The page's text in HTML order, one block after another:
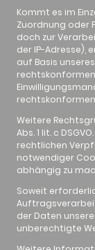
Kommt es im
Zuordnung oder
doch zur
der IP-Adresse),
auf Basis
Weitere
Abs. 1 lit. c
rechtlichen
notwendiger
abhängig zu
Soweit
der Daten
unberechtigte